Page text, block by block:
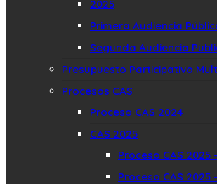
2025
Primera Audiencia
Segunda Audiencia
Presupuesto Participativo
Procesos CAS
Proceso CAS 2024
CAS 2025
Proceso CAS 2025
Proceso CAS 2025